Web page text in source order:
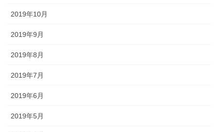
2019年10月
2019年9月
2019年8月
2019年7月
2019年6月
2019年5月